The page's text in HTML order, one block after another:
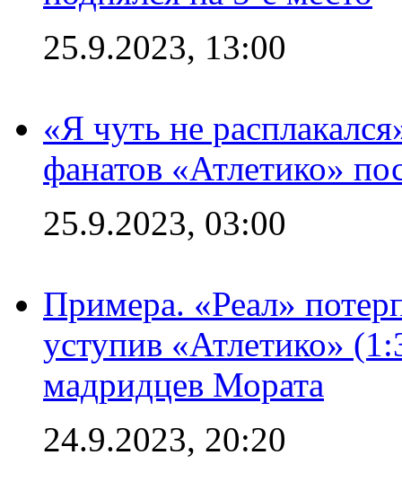
25.9.2023, 13:00
«Я чуть не
фанатов «Атлетико»
25.9.2023, 03:00
Примера. «Реал»
уступив «Атлетико»
мадридцев Мората
24.9.2023, 20:20